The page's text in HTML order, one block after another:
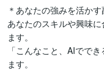
＊あなたの強みを活か
あなたのスキルや興味
ます。
「こんなこと、AIでで
ます。